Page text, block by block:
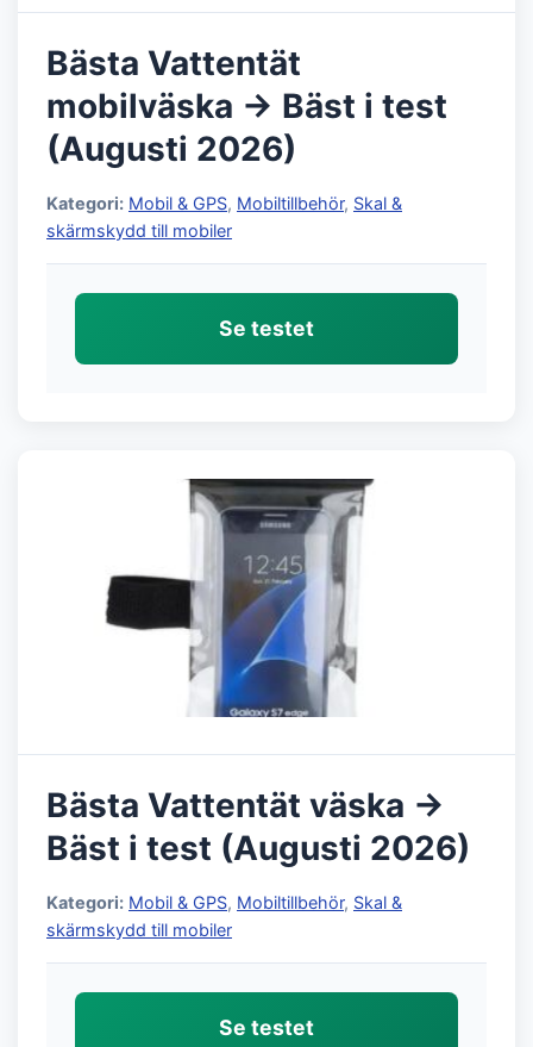
Bästa Vattentät
mobilväska → Bäst i test
(Augusti 2026)
Kategori: Mobil & GPS, Mobiltillbehör, Skal &
skärmskydd till mobiler
Se testet
Bästa Vattentät väska →
Bäst i test (Augusti 2026)
Kategori: Mobil & GPS, Mobiltillbehör, Skal &
skärmskydd till mobiler
Se testet